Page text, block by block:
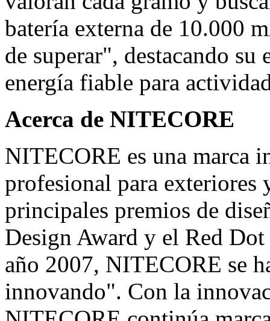
batería externa de 10.000
de superar", destacando su
energía fiable para
Acerca de NITECORE
NITECORE es una marca
profesional para exteriores
principales premios de
Design Award y el Red
año 2007, NITECORE se
innovando". Con la